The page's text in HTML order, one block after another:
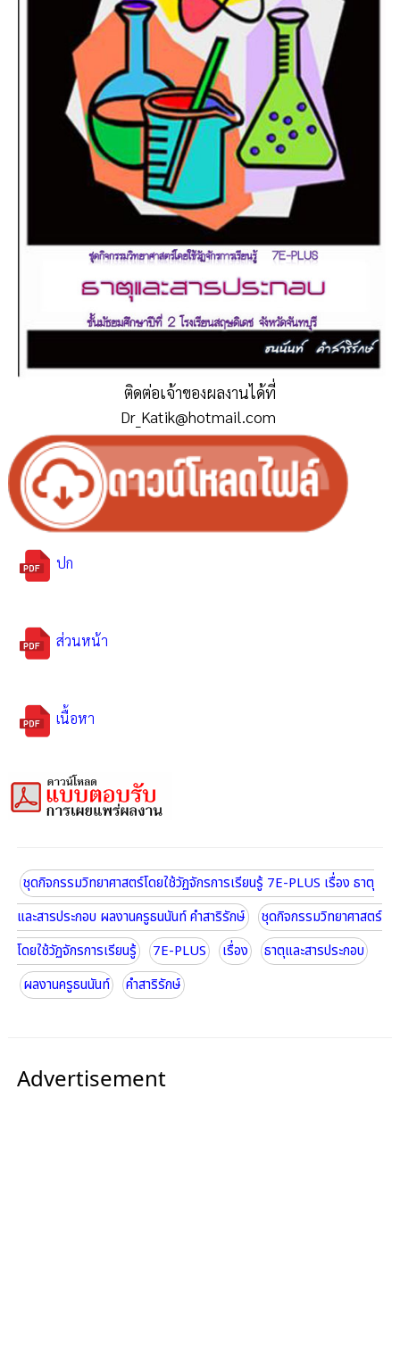
ติดต่อเจ้าของผลงานได้ที่
Dr_Katik@hotmail.com
ปก
ส่วนหน้า
เนื้อหา
ชุดกิจกรรมวิทยาศาสตร์โดยใช้วัฏจักรการเรียนรู้ 7E-PLUS เรื่อง ธาตุ
และสารประกอบ ผลงานครูธนนันท์ คำสาริรักษ์
ชุดกิจกรรมวิทยาศาสตร์
โดยใช้วัฏจักรการเรียนรู้
7E-PLUS เรื่อง
ธาตุและสารประกอบ
ผลงานครูธนนันท์
คำสาริรักษ์
Advertisement